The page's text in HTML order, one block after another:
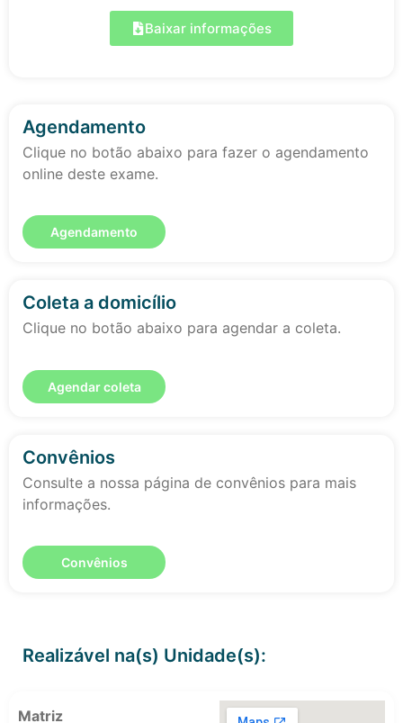
Baixar informações
Agendamento
Clique no botão abaixo para fazer o agendamento
online deste exame.
Agendamento
Coleta a domicílio
Clique no botão abaixo para agendar a coleta.
Agendar coleta
Convênios
Consulte a nossa página de convênios para mais
informações.
Convênios
Realizável na(s) Unidade(s):
Matriz